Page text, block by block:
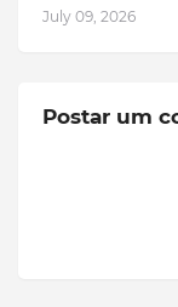
July 09, 2026
Postar um